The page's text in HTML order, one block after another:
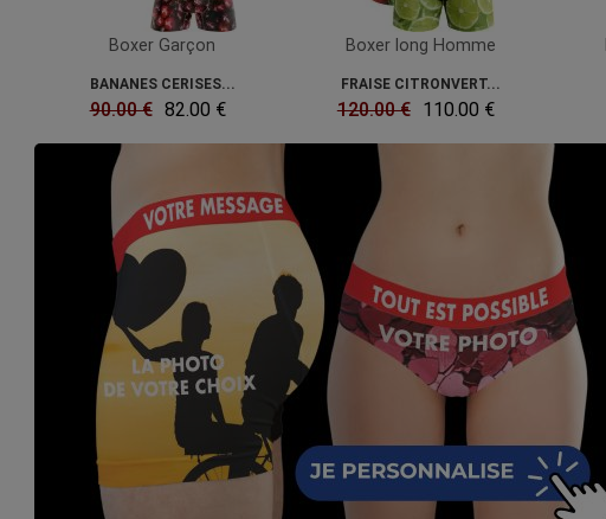
Boxer Garçon
BANANES CERISES...
90.00 € 82.00 €
Boxer long Homme
FRAISE CITRONVERT...
120.00 € 110.00 €